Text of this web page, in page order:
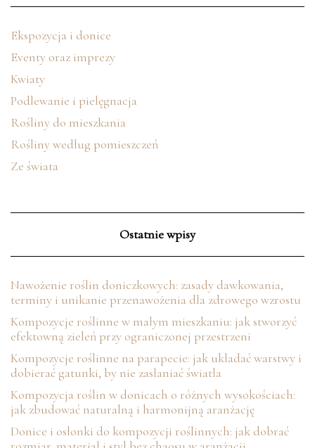
Ekspozycja i donice
Eventy oraz imprezy
Kwiaty
Podlewanie i pielęgnacja
Rośliny do mieszkania
Rośliny według pomieszczeń
Ze świata
Ostatnie wpisy
Nawożenie roślin doniczkowych: zasady dawkowania,
terminy i unikanie przenawożenia dla zdrowego wzrostu
Kompozycje roślinne w małym mieszkaniu: jak stworzyć
efektowną zieleń przy ograniczonej przestrzeni
Kompozycje roślinne na parapecie: jak układać warstwy i
dobierać gatunki, by nie zasłaniać światła
Kompozycja roślin w donicach o różnych wysokościach:
jak zbudować naturalną i harmonijną aranżację
Donice i osłonki do kompozycji roślinnych: jak dobrać